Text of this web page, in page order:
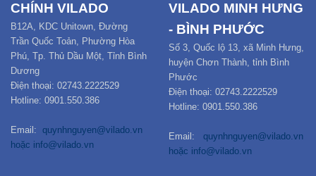
CHÍNH VILADO
B12A, KDC Unitown, Đường
Trần Quốc Toản, Phường Hòa
Phú, Tp. Thủ Dầu Một, Tỉnh Bình
Dương
Điện thoại: 02743.2222529
Hotline: 0901.550.386
Email: quynhnguyen@vilado.vn
hoặc info@vilado.vn
VILADO MINH HƯNG
- BÌNH PHƯỚC
Số 3, Quốc lộ 13, xã Minh Hưng,
huyện Chơn Thành, tỉnh Bình
Phước
Điện thoại: 02743.2222529
Hotline: 0901.550.386
Email:
quynhnguyen@vilado.vn
hoặc info@vilado.vn